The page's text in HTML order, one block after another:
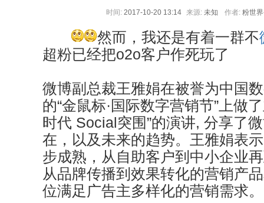
时间: 2017-10-20 13:14 来源: 未知 作者: 粉世
然而，我还是有着一群不
超粉已经把o2o客户作死玩了
微博副总裁王雅娟在被誉为中国
的“金鼠标·国际数字营销节”上做
时代 Social突围”的演讲, 分享了
在，以及未来的趋势。王雅娟表
步成熟，从自助客户到中小企业
从品牌传播到效果转化的营销产
位满足广告主多样化的营销需求。